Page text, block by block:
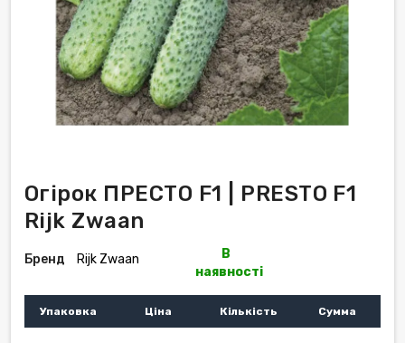
Огірок ПРЕСТО F1 | PRESTO F1
Rijk Zwaan
Бренд Rijk Zwaan
В
наявності
Упаковка Ціна Кількість Сумма